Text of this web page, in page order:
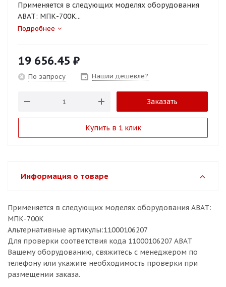
Применяется в следующих моделях оборудования
ABAT: МПК-700К...
Подробнее
19 656.45 ₽
По запросу Нашли дешевле?
Заказать
Купить в 1 клик
Информация о товаре
Применяется в следующих моделях оборудования ABAT:
МПК-700К
Альтернативные артикулы:11000106207
Для проверки соответствия кода 11000106207 ABAT
Вашему оборудованию, свяжитесь с менеджером по
телефону или укажите необходимость проверки при
размещении заказа.